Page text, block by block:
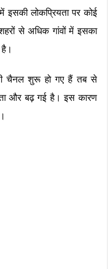
लोकप्रियता पर कोई
से अधिक गांवों में इसका
चैनल शुरू हो गए हैं तब से
और बढ़ गई है। इस कारण